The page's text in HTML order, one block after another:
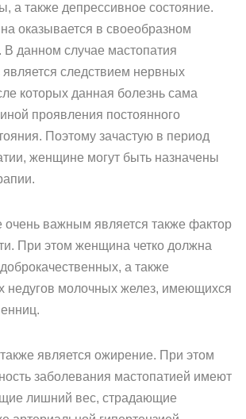
а также депрессивное состояние.
оказывается в своеобразном
В данном случае мастопатия
следствием нервных
которых данная болезнь сама
проявления постоянного
Поэтому зачастую в период
женщине могут быть назначены
очень важным является также фактор
При этом женщина четко должна
а также
недугов молочных желез, имеющихся
является ожирение. При этом
заболевания мастопатией имеют
лишний вес, страдающие